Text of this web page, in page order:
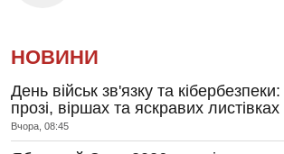
НОВИНИ
День військ зв'язку та
прозі, віршах та яскравих листівках
Вчора, 08:45